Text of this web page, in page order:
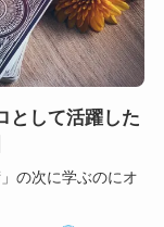
として活躍した
の次に学ぶのにオ